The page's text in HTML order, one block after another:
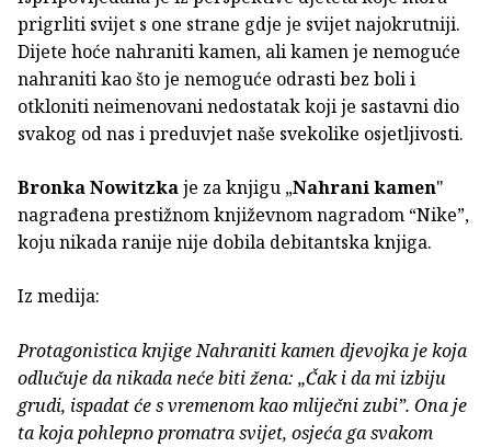
prigrliti svijet s one strane gdje je svijet najokrutniji.
Dijete hoće nahraniti kamen, ali kamen je nemoguće
nahraniti kao što je nemoguće odrasti bez boli i
otkloniti neimenovani nedostatak koji je sastavni dio
svakog od nas i preduvjet naše svekolike osjetljivosti.
Bronka Nowitzkaje za knjigu „Nahrani kamen"
nagrađena prestižnom književnom nagradom “Nike”,
koju nikada ranije nije dobila debitantska knjiga.
Iz medija:
Protagonistica knjige Nahraniti kamen djevojka je koja
odlučuje da nikada neće biti žena: „Čak i da mi izbiju
grudi, ispadat će s vremenom kao mliječni zubi”. Ona je
ta koja pohlepno promatra svijet, osjeća ga svakom